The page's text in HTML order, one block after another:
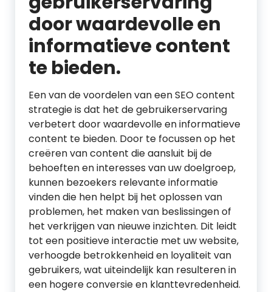
door waardevolle en
informatieve content
te bieden.
Een van de voordelen van een SEO content
strategie is dat het de gebruikerservaring
verbetert door waardevolle en informatieve
content te bieden. Door te focussen op het
creëren van content die aansluit bij de
behoeften en interesses van uw doelgroep,
kunnen bezoekers relevante informatie
vinden die hen helpt bij het oplossen van
problemen, het maken van beslissingen of
het verkrijgen van nieuwe inzichten. Dit leidt
tot een positieve interactie met uw website,
verhoogde betrokkenheid en loyaliteit van
gebruikers, wat uiteindelijk kan resulteren in
een hogere conversie en klanttevredenheid.